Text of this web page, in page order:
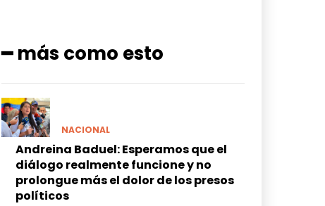
━ más como esto
NACIONAL
Andreina Baduel: Esperamos que el
diálogo realmente funcione y no
prolongue más el dolor de los presos
políticos